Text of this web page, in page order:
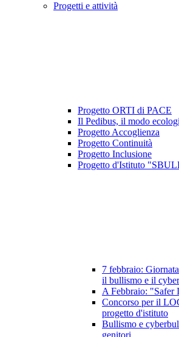
Progetti e attività
Progetto ORTI di PACE
Il Pedibus, il modo
Progetto Accoglienza
Progetto Continuità
Progetto Inclusione
Progetto d'Istituto
7 febbraio:
il bullismo e il
A Febbraio: "Safer
Concorso per il
progetto d'istituto
Bullismo e